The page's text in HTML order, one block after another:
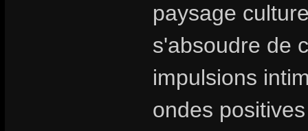
paysage
s'absoudre de
impulsions
ondes